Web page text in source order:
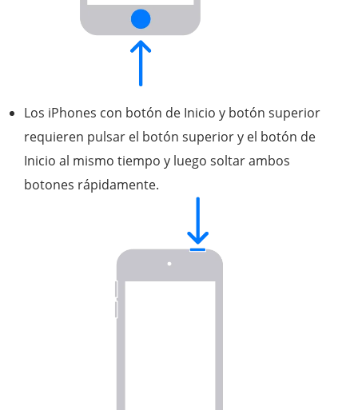
Los iPhones con botón de Inicio y botón superior
requieren pulsar el botón superior y el botón de
Inicio al mismo tiempo y luego soltar ambos
botones rápidamente.